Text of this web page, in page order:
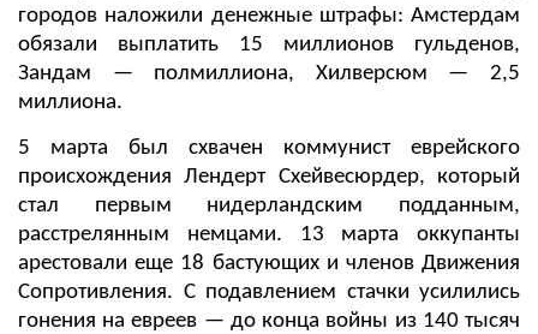
городов наложили денежные штрафы: Амстердам
обязали выплатить 15 миллионов гульденов,
Зандам — полмиллиона, Хилверсюм — 2,5
миллиона.
5 марта был схвачен коммунист еврейского
происхождения Лендерт Схейвесюрдер, который
стал первым нидерландским подданным,
расстрелянным немцами. 13 марта оккупанты
арестовали еще 18 бастующих и членов Движения
Сопротивления. С подавлением стачки усилились
гонения на евреев — до конца войны из 140 тысяч